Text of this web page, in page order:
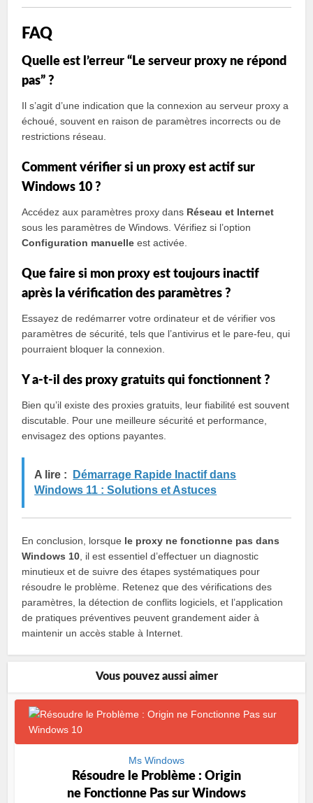
FAQ
Quelle est l’erreur “Le serveur proxy ne répond
pas” ?
Il s’agit d’une indication que la connexion au serveur proxy a
échoué, souvent en raison de paramètres incorrects ou de
restrictions réseau.
Comment vérifier si un proxy est actif sur
Windows 10 ?
Accédez aux paramètres proxy dans Réseau et Internet
sous les paramètres de Windows. Vérifiez si l’option
Configuration manuelle est activée.
Que faire si mon proxy est toujours inactif
après la vérification des paramètres ?
Essayez de redémarrer votre ordinateur et de vérifier vos
paramètres de sécurité, tels que l’antivirus et le pare-feu, qui
pourraient bloquer la connexion.
Y a-t-il des proxy gratuits qui fonctionnent ?
Bien qu’il existe des proxies gratuits, leur fiabilité est souvent
discutable. Pour une meilleure sécurité et performance,
envisagez des options payantes.
A lire :
Démarrage Rapide Inactif dans
Windows 11 : Solutions et Astuces
En conclusion, lorsque le proxy ne fonctionne pas dans
Windows 10 , il est essentiel d’effectuer un diagnostic
minutieux et de suivre des étapes systématiques pour
résoudre le problème. Retenez que des vérifications des
paramètres, la détection de conflits logiciels, et l’application
de pratiques préventives peuvent grandement aider à
maintenir un accès stable à Internet.
Vous pouvez aussi aimer
Ms Windows
Résoudre le Problème : Origin
ne Fonctionne Pas sur Windows